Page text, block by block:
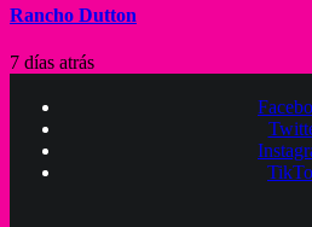
Rancho Dutton
7 días atrás